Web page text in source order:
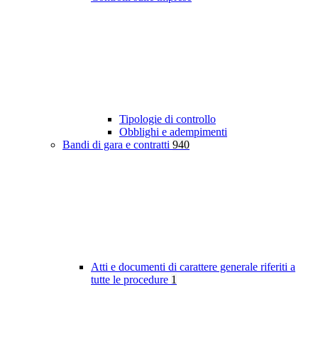
Tipologie di controllo
Obblighi e adempimenti
Bandi di gara e contratti 940
Atti e documenti di carattere generale riferiti a
tutte le procedure 1